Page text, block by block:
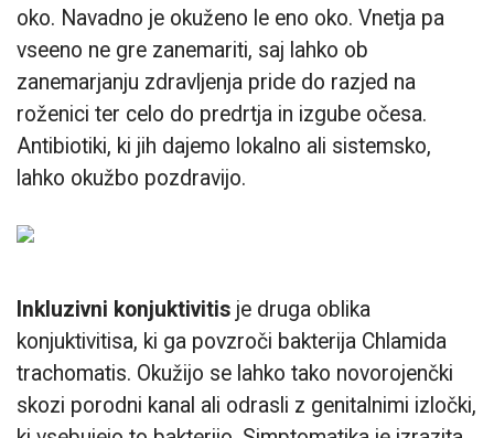
oko. Navadno je okuženo le eno oko. Vnetja pa
vseeno ne gre zanemariti, saj lahko ob
zanemarjanju zdravljenja pride do razjed na
roženici ter celo do predrtja in izgube očesa.
Antibiotiki, ki jih dajemo lokalno ali sistemsko,
lahko okužbo pozdravijo.
Inkluzivni konjuktivitis je druga oblika
konjuktivitisa, ki ga povzroči bakterija Chlamida
trachomatis. Okužijo se lahko tako novorojenčki
skozi porodni kanal ali odrasli z genitalnimi izločki,